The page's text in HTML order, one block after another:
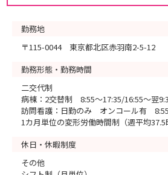
勤務地
〒115-0044 東京都北区赤羽南2-5-12
勤務形態・勤務時間
二交代制
病棟：2交替制 8:55～17:35/16:55～翌
訪問看護：日勤のみ オンコール有
1カ月単位の変形労働時間制（週平均37.5
休日・休暇制度
その他